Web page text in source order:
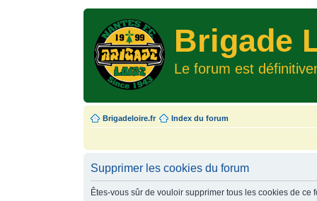
Brigade
Le forum est
Brigadeloire.fr Index du forum
Supprimer les cookies du forum
Êtes-vous sûr de vouloir supprimer tous les cookies de ce